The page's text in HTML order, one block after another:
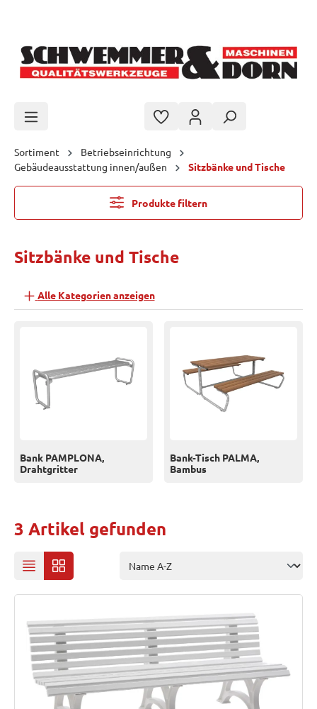
Sortiment
Betriebseinrichtung
Gebäudeausstattung innen/außen
Sitzbänke und Tische
Produkte filtern
Sitzbänke und Tische
Alle Kategorien anzeigen
Bank PAMPLONA,
Drahtgritter
Bank-Tisch PALMA,
Bambus
3 Artikel gefunden